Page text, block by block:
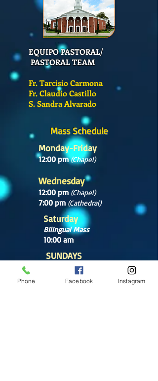
EQUIPO PASTORAL/
PASTORAL TEAM
Fr. Tarcisio Carmona
Fr. Claudio Castillo
S. Sandra Alvarado
Mass Schedule
Monday-Friday
12:00 pm(Chapel)
Wednesday
12:00 pm (Chapel)
7:00 pm (Cathedral)
Saturday
Bilingual Mass
10:00 am
SUNDAYS
8:30 am
(Cathedral)
Phone Facebook Instagram